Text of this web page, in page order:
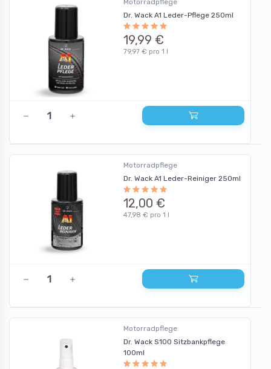
Motorradpflege
Dr. Wack A1 Leder-Pflege 250ml
19,99 €
79,97 € pro 1 l
Motorradpflege
Dr. Wack A1 Leder-Reiniger 250ml
12,00 €
47,98 € pro 1 l
Motorradpflege
Dr. Wack S100 Sitzbankpflege
100ml